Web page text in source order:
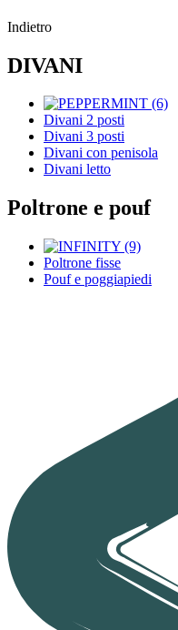
Indietro
DIVANI
Divani 2 posti
Divani 3 posti
Divani con penisola
Divani letto
Poltrone e pouf
Poltrone fisse
Pouf e poggiapiedi